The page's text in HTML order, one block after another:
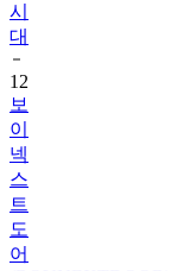
시
대
12
보
이
넥
스
트
도
어